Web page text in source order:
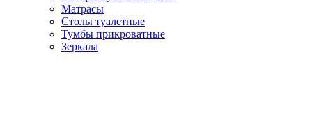
Матрасы
Столы туалетные
Тумбы прикроватные
Зеркала